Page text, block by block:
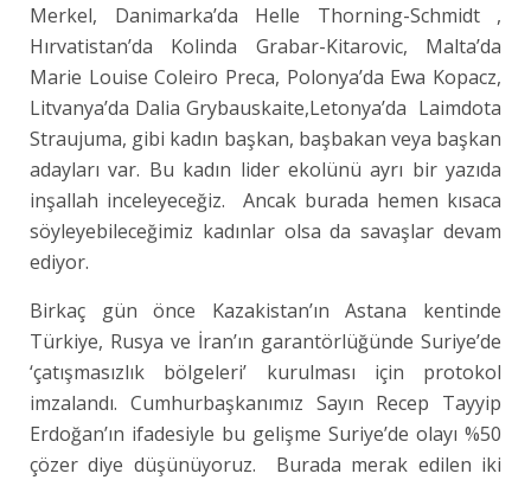
Merkel, Danimarka’da Helle Thorning-Schmidt ,
Hırvatistan’da Kolinda Grabar-Kitarovic, Malta’da
Marie Louise Coleiro Preca, Polonya’da Ewa Kopacz,
Litvanya’da Dalia Grybauskaite,Letonya’da Laimdota
Straujuma, gibi kadın başkan, başbakan veya başkan
adayları var. Bu kadın lider ekolünü ayrı bir yazıda
inşallah inceleyeceğiz. Ancak burada hemen kısaca
söyleyebileceğimiz kadınlar olsa da savaşlar devam
ediyor.
Birkaç gün önce Kazakistan’ın Astana kentinde
Türkiye, Rusya ve İran’ın garantörlüğünde Suriye’de
‘çatışmasızlık bölgeleri’ kurulması için protokol
imzalandı. Cumhurbaşkanımız Sayın Recep Tayyip
Erdoğan’ın ifadesiyle bu gelişme Suriye’de olayı %50
çözer diye düşünüyoruz. Burada merak edilen iki